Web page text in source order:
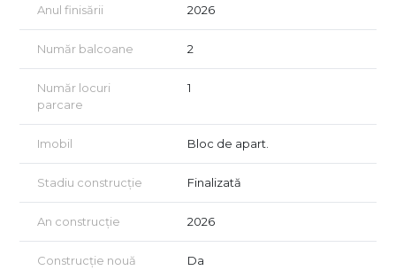
Vizionarea imobilului se realizează doar în baza semnării unui
acord de vizionare, conform art. 2.096-2.102 din Codul Civil.
Anul finisării 2026
Număr balcoane 2
Număr locuri
parcare
1
Imobil Bloc de apart.
Stadiu construcție Finalizată
An construcție 2026
Construcție nouă Da